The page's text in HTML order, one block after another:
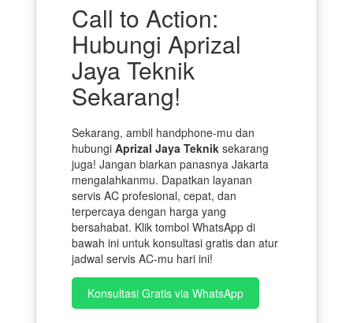
Call to Action:
Hubungi Aprizal
Jaya Teknik
Sekarang!
Sekarang, ambil handphone-mu dan
hubungi Aprizal Jaya Tekniksekarang
juga! Jangan biarkan panasnya Jakarta
mengalahkanmu. Dapatkan layanan
servis AC profesional, cepat, dan
terpercaya dengan harga yang
bersahabat. Klik tombol WhatsApp di
bawah ini untuk konsultasi gratis dan atur
jadwal servis AC-mu hari ini!
Konsultasi Gratis via WhatsApp